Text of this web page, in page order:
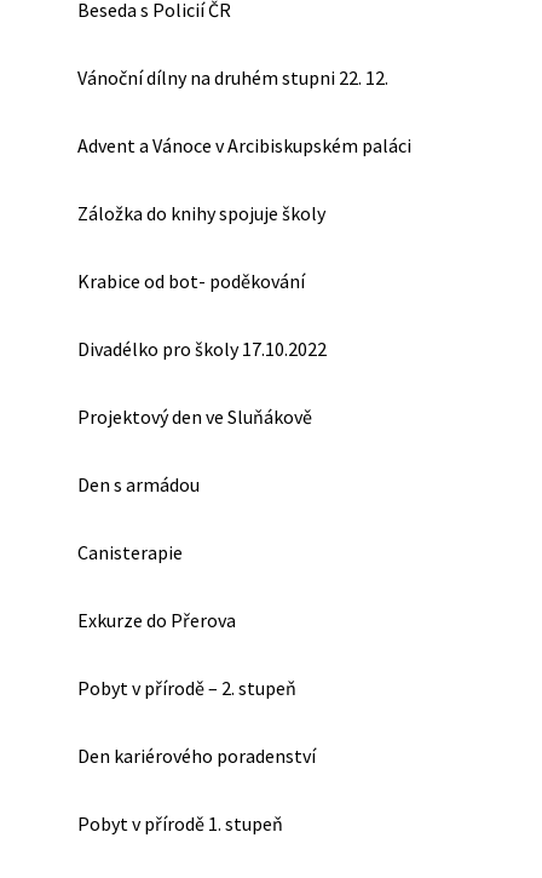
Beseda s Policií ČR
Vánoční dílny na druhém stupni 22. 12.
Advent a Vánoce v Arcibiskupském paláci
Záložka do knihy spojuje školy
Krabice od bot- poděkování
Divadélko pro školy 17.10.2022
Projektový den ve Sluňákově
Den s armádou
Canisterapie
Exkurze do Přerova
Pobyt v přírodě – 2. stupeň
Den kariérového poradenství
Pobyt v přírodě 1. stupeň